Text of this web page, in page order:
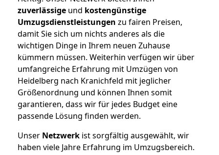
zuverlässige und kostengünstige
Umzugsdienstleistungen zu fairen Preisen,
damit Sie sich um nichts anderes als die
wichtigen Dinge in Ihrem neuen Zuhause
kümmern müssen. Weiterhin verfügen wir über
umfangreiche Erfahrung mit Umzügen von
Heidelberg nach Kranichfeld mit jeglicher
Größenordnung und können Ihnen somit
garantieren, dass wir für jedes Budget eine
passende Lösung finden werden.
Unser Netzwerk ist sorgfältig ausgewählt, wir
haben viele Jahre Erfahrung im Umzugsbereich.